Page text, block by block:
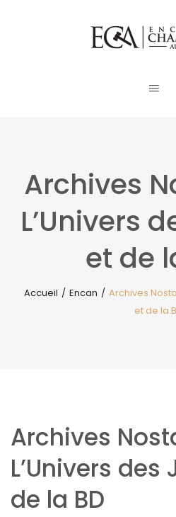
Archives
L’Univers
et de
Accueil / Encan / Archives
et de la
Archives
L’Univers des
de la BD